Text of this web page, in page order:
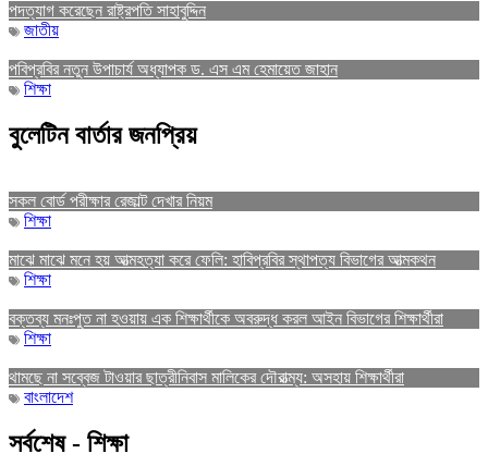
পদত্যাগ করেছেন রাষ্ট্রপতি সাহাবুদ্দিন
জাতীয়
পবিপ্রবির নতুন উপাচার্য অধ্যাপক ড. এস এম হেমায়েত জাহান
শিক্ষা
বুলেটিন বার্তার জনপ্রিয়
সকল বোর্ড পরীক্ষার রেজাল্ট দেখার নিয়ম
শিক্ষা
মাঝে মাঝে মনে হয় আত্মহত্যা করে ফেলি: হাবিপ্রবির স্থাপত্য বিভাগের আত্মকথন
শিক্ষা
বক্তব্য মনঃপুত না হওয়ায় এক শিক্ষার্থীকে অবরুদ্ধ করল আইন বিভাগের শিক্ষার্থীরা
শিক্ষা
থামছে না সব্বেজ টাওয়ার ছাত্রীনিবাস মালিকের দৌরাত্ম্য: অসহায় শিক্ষার্থীরা
বাংলাদেশ
সর্বশেষ - শিক্ষা